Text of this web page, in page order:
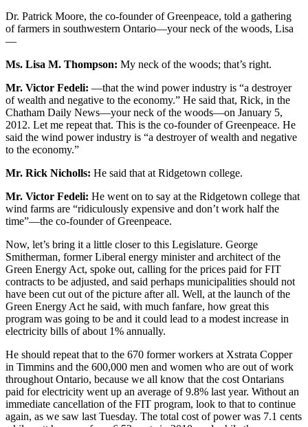
Dr. Patrick Moore, the co-founder of Greenpeace, told a gathering
of farmers in southwestern Ontario—your neck of the woods, Lisa
—
Ms. Lisa M. Thompson: My neck of the woods; that’s right.
Mr. Victor Fedeli: —that the wind power industry is “a destroyer
of wealth and negative to the economy.” He said that, Rick, in the
Chatham Daily News—your neck of the woods—on January 5,
2012. Let me repeat that. This is the co-founder of Greenpeace. He
said the wind power industry is “a destroyer of wealth and negative
to the economy.”
Mr. Rick Nicholls: He said that at Ridgetown college.
Mr. Victor Fedeli: He went on to say at the Ridgetown college that
wind farms are “ridiculously expensive and don’t work half the
time”—the co-founder of Greenpeace.
Now, let’s bring it a little closer to this Legislature. George
Smitherman, former Liberal energy minister and architect of the
Green Energy Act, spoke out, calling for the prices paid for FIT
contracts to be adjusted, and said perhaps municipalities should not
have been cut out of the picture after all. Well, at the launch of the
Green Energy Act he said, with much fanfare, how great this
program was going to be and it could lead to a modest increase in
electricity bills of about 1% annually.
He should repeat that to the 670 former workers at Xstrata Copper
in Timmins and the 600,000 men and women who are out of work
throughout Ontario, because we all know that the cost Ontarians
paid for electricity went up an average of 9.8% last year. Without an
immediate cancellation of the FIT program, look to that to continue
again, as we saw last Tuesday. The total cost of power was 7.1 cents